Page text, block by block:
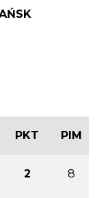
PKT PIM
2 8